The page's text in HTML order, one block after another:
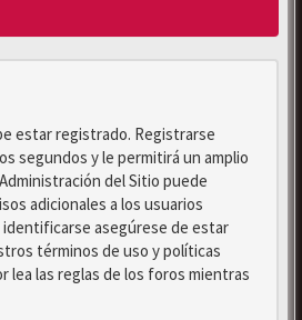
estar registrado. Registrarse
segundos y le permitirá un amplio
del Sitio puede
adicionales a los usuarios
asegúrese de estar
términos de uso y políticas
lea las reglas de los foros mientras